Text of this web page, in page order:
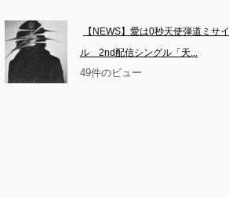
【NEWS】愛は0秒天使弾道ミサイ
ル　2nd配信シングル「天...
49件のビュー